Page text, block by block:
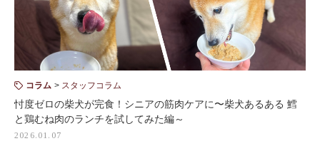
コラム スタッフコラム
忖度ゼロの柴犬が完食！シニアの筋肉ケアに〜柴犬あるある 鱈
と鶏むね肉のランチを試してみた編～
2026.01.07